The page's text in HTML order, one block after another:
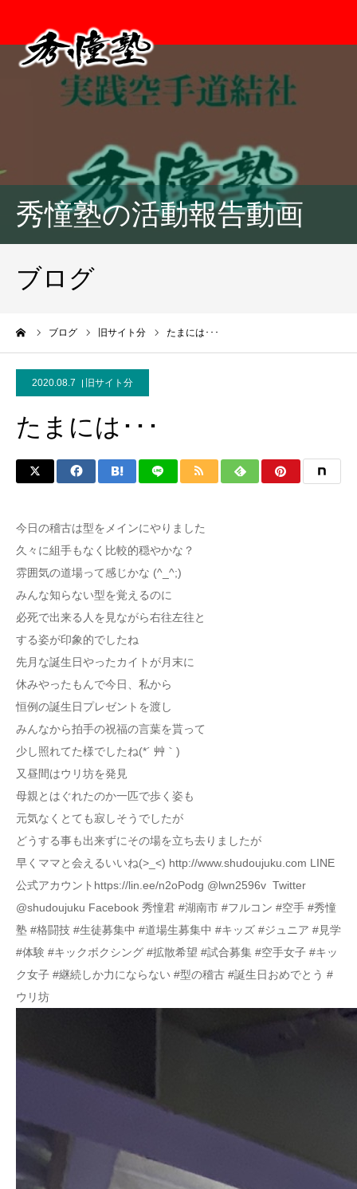
秀憧塾の活動報告動画
ブログ
ブログ 旧サイト分 たまには･･･
2020.08.7 旧サイト分
たまには･･･
今日の稽古は型をメインにやりました
久々に組手もなく比較的穏やかな？
雰囲気の道場って感じかな (^_^;)
みんな知らない型を覚えるのに
必死で出来る人を見ながら右往左往と
する姿が印象的でしたね
先月な誕生日やったカイトが月末に
休みやったもんで今日、私から
恒例の誕生日プレゼントを渡し
みんなから拍手の祝福の言葉を貰って
少し照れてた様でしたね(*´ 艸｀)
又昼間はウリ坊を発見
母親とはぐれたのか一匹で歩く姿も
元気なくとても寂しそうでしたが
どうする事も出来ずにその場を立ち去りましたが
早くママと会えるいいね(>_<) http://www.shudoujuku.com LINE
公式アカウントhttps://lin.ee/n2oPodg @lwn2596v Twitter
@shudoujuku Facebook 秀憧君 #湖南市 #フルコン #空手 #秀憧
塾 #格闘技 #生徒募集中 #道場生募集中 #キッズ #ジュニア #見学
#体験 #キックボクシング #拡散希望 #試合募集 #空手女子 #キッ
ク女子 #継続しか力にならない #型の稽古 #誕生日おめでとう #
ウリ坊